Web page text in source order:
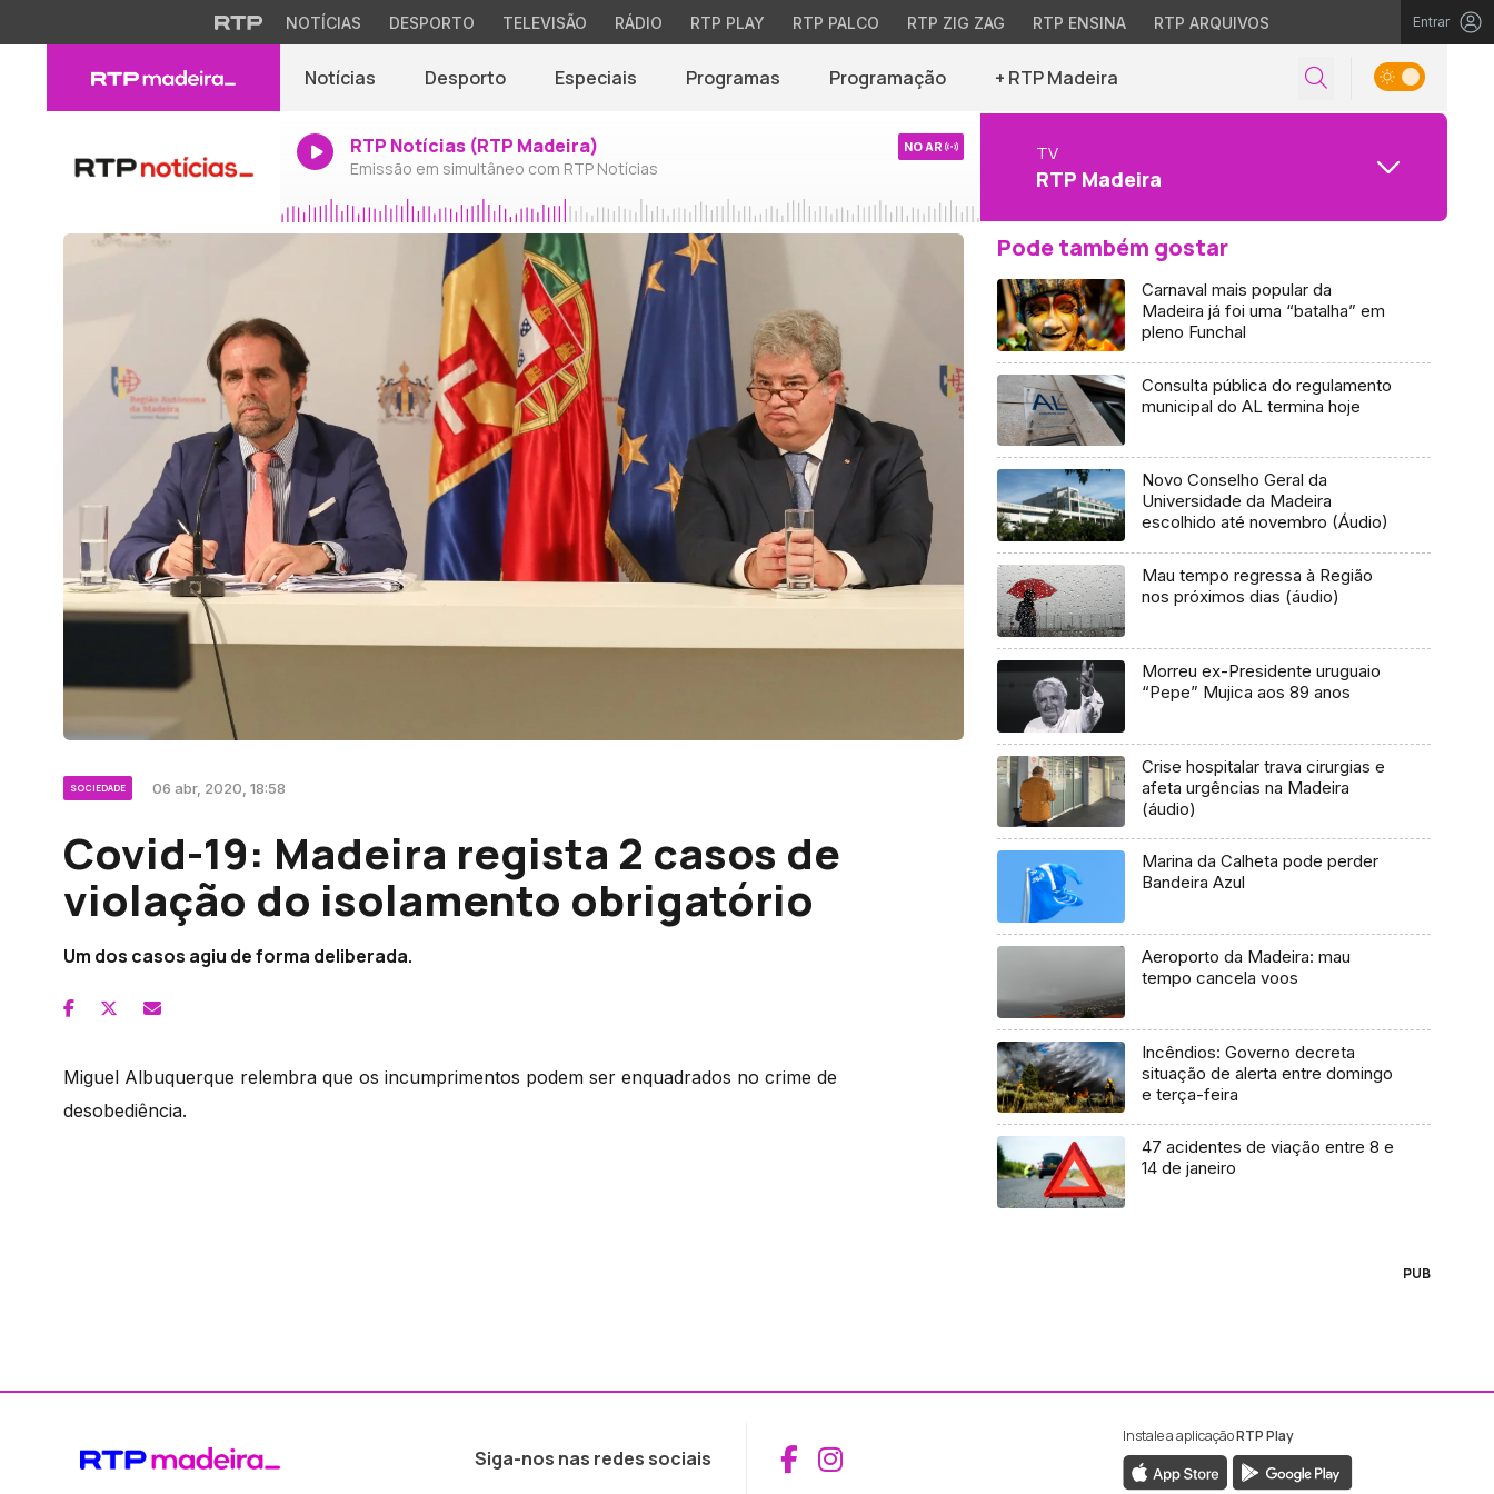
NOTÍCIAS DESPORTO TELEVISÃO RÁDIO RTP PLAY RTP PALCO RTP ZIG ZAG RTP ENSINA RTP ARQUIVOS Entrar
Notícias Desporto Especiais Programas Programação + RTP Madeira
RTP Notícias (RTP Madeira)
Emissão em simultâneo com RTP Notícias
NO AR TV
RTP Madeira
SOCIEDADE 06 abr, 2020, 18:58
Covid-19: Madeira regista 2 casos de
violação do isolamento obrigatório
Um dos casos agiu de forma deliberada.
Miguel Albuquerque relembra que os incumprimentos podem ser enquadrados no crime de
desobediência.
Pode também gostar
Carnaval mais popular da
Madeira já foi uma “batalha” em
pleno Funchal
Consulta pública do regulamento
municipal do AL termina hoje
Novo Conselho Geral da
Universidade da Madeira
escolhido até novembro (Áudio)
Mau tempo regressa à Região
nos próximos dias (áudio)
Morreu ex-Presidente uruguaio
“Pepe” Mujica aos 89 anos
Crise hospitalar trava cirurgias e
afeta urgências na Madeira
(áudio)
Marina da Calheta pode perder
Bandeira Azul
Aeroporto da Madeira: mau
tempo cancela voos
Incêndios: Governo decreta
situação de alerta entre domingo
e terça-feira
47 acidentes de viação entre 8 e
14 de janeiro
PUB
Siga-nos nas redes sociais Aceder ao Facebook da RTP Madeira
Aceder ao Instagram da RTP Madeira
Instale a aplicaçãoRTP Play